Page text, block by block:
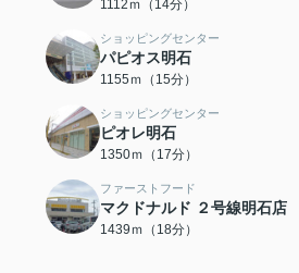
1112ｍ（14分）
ショッピングセンター
パピオス明石
1155ｍ（15分）
ショッピングセンター
ピオレ明石
1350ｍ（17分）
ファーストフード
マクドナルド ２号線明石店
1439ｍ（18分）